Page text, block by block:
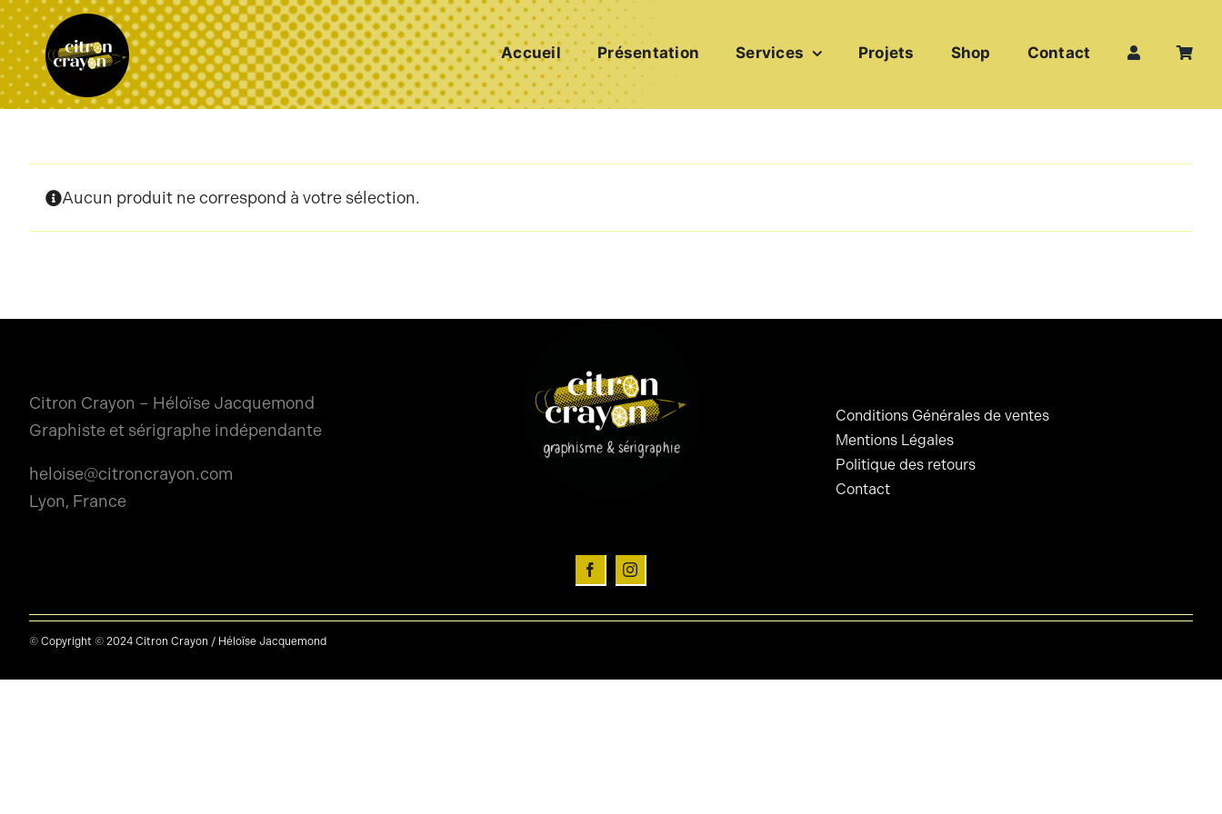
Passer
au
contenu
Accueil Présentation Services Projets Shop Contact
Aucun produit ne correspond à votre sélection.
Citron Crayon – Héloïse Jacquemond
Graphiste et sérigraphe indépendante
heloise@citroncrayon.com
Lyon, France
Conditions Générales de ventes
Mentions Légales
Politique des retours
Contact
© Copyright © 2024 Citron Crayon / Héloïse Jacquemond